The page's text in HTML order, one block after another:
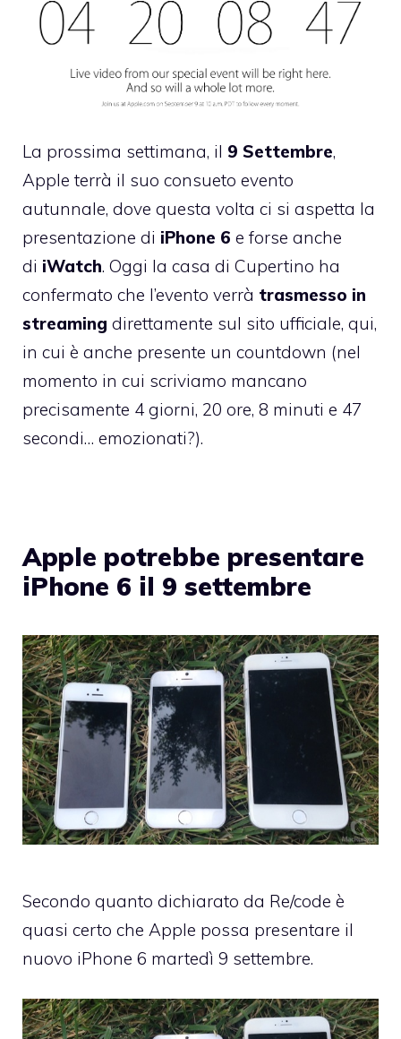
La prossima settimana, il 9 Settembre,
Apple terrà il suo consueto evento
autunnale, dove questa volta ci si aspetta la
presentazione di iPhone 6 e forse anche
di iWatch. Oggi la casa di Cupertino ha
confermato che l’evento verrà trasmesso in
streaming direttamente sul sito ufficiale, qui,
in cui è anche presente un countdown (nel
momento in cui scriviamo mancano
precisamente 4 giorni, 20 ore, 8 minuti e 47
secondi… emozionati?).
Apple potrebbe presentare
iPhone 6 il 9 settembre
Secondo quanto dichiarato da Re/code è
quasi certo che Apple possa presentare il
nuovo iPhone 6 martedì 9 settembre.